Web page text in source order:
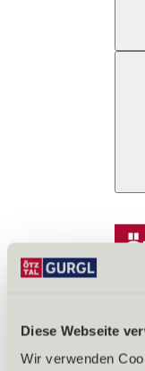
Diese Webseite
Wir verwenden